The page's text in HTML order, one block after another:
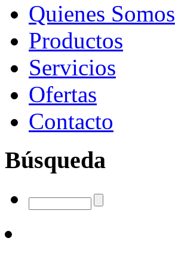
Quienes Somos
Productos
Servicios
Ofertas
Contacto
Búsqueda